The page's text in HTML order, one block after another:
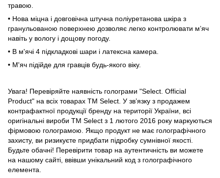
травою.
• Нова міцна і довговічна штучна поліуретанова шкіра з
гранульованою поверхнею дозволяє легко контролювати м’яч
навіть у вологу і дощову погоду.
• В м'ячі 4 підкладкові шари і латексна камера.
• М'яч підійде для гравців будь-якого віку.
Увага! Перевіряйте наявність голограми "Select. Official
Product" на всіх товарах TM Select. У зв’язку з продажем
контрафактної продукції бренду на території України, всі
оригінальні вироби TM Select з 1 лютого 2016 року маркуються
фірмовою голограмою. Якщо продукт не має голографічного
захисту, ви ризикуєте придбати підробку сумнівної якості.
Будьте обачні! Перевірити товар на аутентичність ви можете
на нашому сайті, ввівши унікальний код з голографічного
елемента.